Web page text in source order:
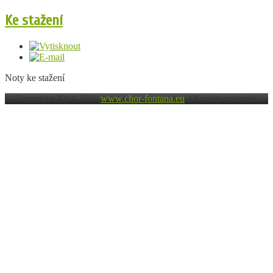
Ke stažení
Noty ke stažení
© Copyright 2014-2015www.chor-fontana.euAll rights reserved.